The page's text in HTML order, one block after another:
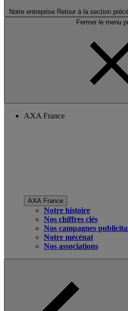
Notre entreprise Retour à la section
Fermer le menu
AXA France
AXA France
Notre histoire
Nos chiffres clés
Nos campagnes
Notre mécénat
Nos associations